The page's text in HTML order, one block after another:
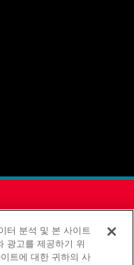
터 분석 및 본 사이트
광고를 제공하기 위
트에 대한 귀하의 사